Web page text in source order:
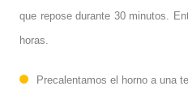
que repose durante 30 minutos.
horas.
Precalentamos el horno a una